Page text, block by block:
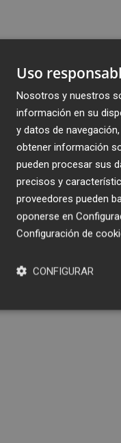
Uso
Nosotros y nuestros
información en su
y datos de
obtener información
pueden procesar sus
precisos y
proveedores pueden
oponerse en
Configuración de
CONFIGURAR